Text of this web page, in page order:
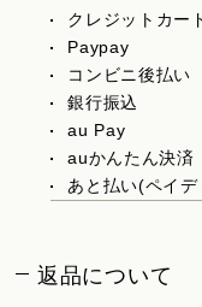
クレジットカー
Paypay
コンビニ後払い
銀行振込
au Pay
auかんたん決済
あと払い(ペイデ
返品について